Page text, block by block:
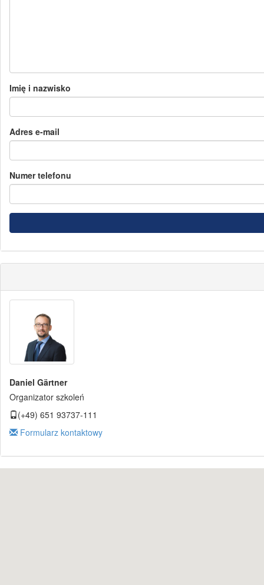
Imię i nazwisko
Adres e-mail
Numer telefonu
Daniel Gärtner
Organizator szkoleń
(+49) 651 93737-111
Formularz kontaktowy